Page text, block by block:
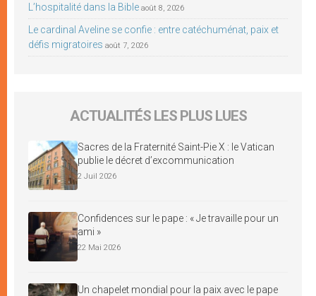
L’hospitalité dans la Bible août 8, 2026
Le cardinal Aveline se confie : entre catéchuménat, paix et
défis migratoires août 7, 2026
ACTUALITÉS LES PLUS LUES
Sacres de la Fraternité Saint-Pie X : le Vatican
publie le décret d’excommunication
2 Juil 2026
Confidences sur le pape : « Je travaille pour un
ami »
22 Mai 2026
Un chapelet mondial pour la paix avec le pape